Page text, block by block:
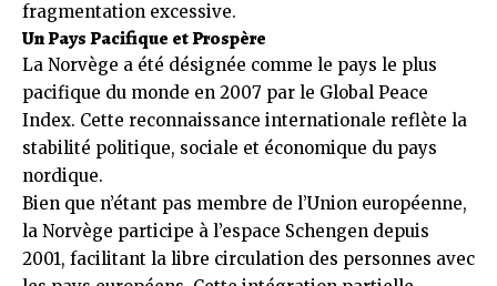
fragmentation excessive.
Un Pays Pacifique et Prospère
La Norvège a été désignée comme le pays le plus
pacifique du monde en 2007 par le Global Peace
Index. Cette reconnaissance internationale reflète la
stabilité politique, sociale et économique du pays
nordique.
Bien que n’étant pas membre de l’Union européenne,
la Norvège participe à l’espace Schengen depuis
2001, facilitant la libre circulation des personnes avec